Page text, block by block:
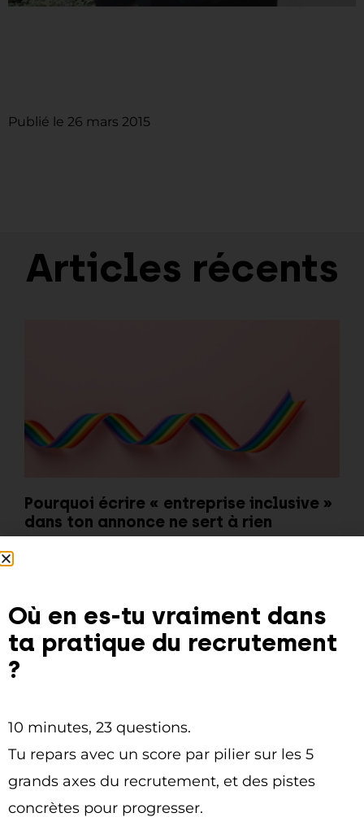
Publié le 26 mars 2015
Articles récents
Pourquoi écrire « entreprise inclusive »
dans ton annonce ne sert à rien
On a analysé 500 annonces et aucune
n’a eu la note A.
Où en es-tu vraiment dans
ta pratique du recrutement
?
10 minutes, 23 questions.
Tu repars avec un score par pilier sur les 5
grands axes du recrutement, et des pistes
concrètes pour progresser.